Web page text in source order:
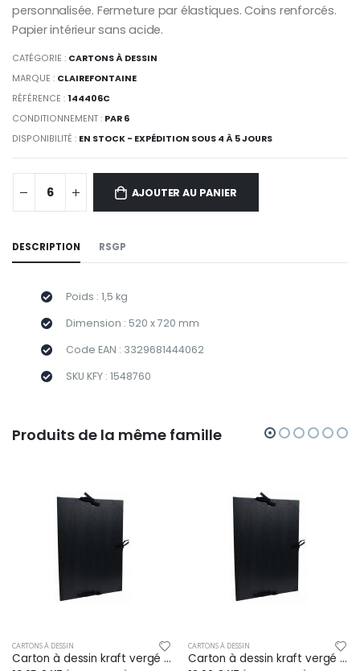
personnalisée. Fermeture par élastiques. Coins renforcés.
Papier intérieur sans acide.
CATÉGORIE : CARTONS À DESSIN
MARQUE : CLAIREFONTAINE
RÉFÉRENCE : 144406C
CONDITIONNEMENT : PAR 6
DISPONIBILITÉ : EN STOCK - EXPÉDITION SOUS 4 À 5 JOURS
AJOUTER AU PANIER
DESCRIPTION RSGP
Poids : 1,5 kg
Dimension : 520 x 720 mm
Code EAN : 3329681444062
SKU KFY : 1548760
Produits de la même famille
CARTONS À DESSIN
Carton à dessin kraft vergé noir à cordons et 3 rabats, 26x33 - A4+
CARTONS À DESSIN
Carton à dessin kraft vergé noir à cordons et 3 rabats, 47x62 - A2+